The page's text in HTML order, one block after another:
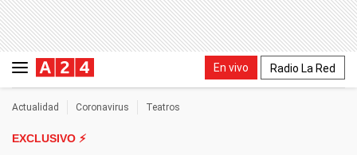
En vivo Radio La Red
Actualidad Coronavirus Teatros
EXCLUSIVO ⚡